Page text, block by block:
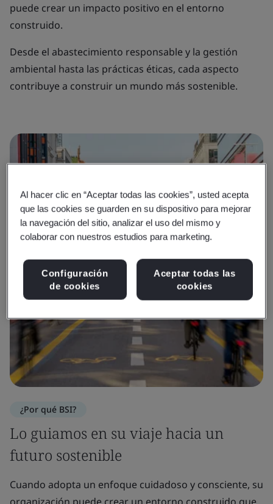
puede crear un impacto positivo en el entorno
construido.
Desde el abastecimiento responsable y la gestión
ambiental hasta las prácticas éticas, cada aspecto
contribuye a construir un mundo más sostenible.
¿Por qué BSI?
Lo guiamos en su viaje hacia un
futuro sostenible
Cuando adopta un enfoque cuidadoso y consciente, su
Al hacer clic en “Aceptar todas las cookies”, usted acepta
que las cookies se guarden en su dispositivo para mejorar
la navegación del sitio, analizar el uso del mismo y
colaborar con nuestros estudios para marketing.
Configuración
de cookies
Aceptar todas las
cookies